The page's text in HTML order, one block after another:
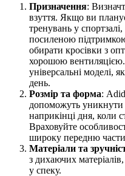
Призначення:
взуття. Якщо ви
тренувань у
посиленою
обирати кросівки з
хорошою вентиляцією.
універсальні моделі,
день.
Розмір та форма:
допоможуть уникнути
наприкінці дня, коли
Враховуйте
широку передню
Матеріали та
з дихаючих
у спеку.